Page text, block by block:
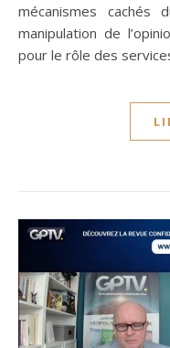
mécanismes
manipulation de
pour le rôle des